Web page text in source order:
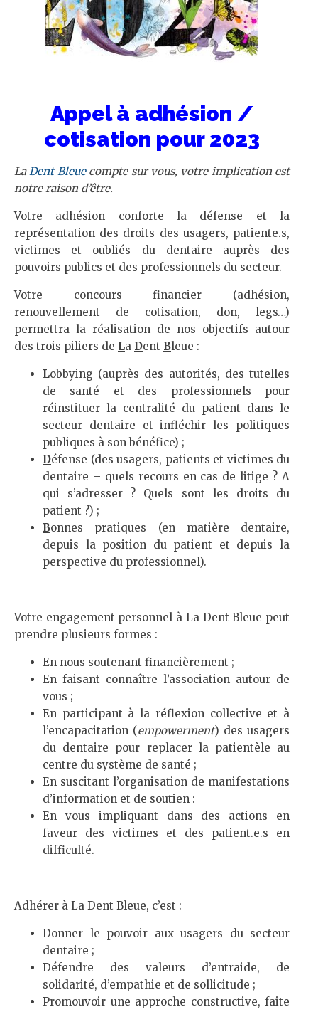
Appel à adhésion /
cotisation pour 2023
LaDent Bleuecompte sur vous, votre implication est
notre raison d’être.
Votre adhésion conforte la défense et la
représentation des droits des usagers, patiente.s,
victimes et oubliés du dentaire auprès des
pouvoirs publics et des professionnels du secteur.
Votre concours financier (adhésion,
renouvellement de cotisation, don, legs…)
permettra la réalisation de nos objectifs autour
des trois piliers de La Dent Bleue :
Lobbying (auprès des autorités, des tutelles
de santé et des professionnels pour
réinstituer la centralité du patient dans le
secteur dentaire et infléchir les politiques
publiques à son bénéfice) ;
Défense (des usagers, patients et victimes du
dentaire – quels recours en cas de litige ? A
qui s’adresser ? Quels sont les droits du
patient ?) ;
Bonnes pratiques (en matière dentaire,
depuis la position du patient et depuis la
perspective du professionnel).
Votre engagement personnel à La Dent Bleue peut
prendre plusieurs formes :
En nous soutenant financièrement ;
En faisant connaître l’association autour de
vous ;
En participant à la réflexion collective et à
l’encapacitation (empowerment) des usagers
du dentaire pour replacer la patientèle au
centre du système de santé ;
En suscitant l’organisation de manifestations
d’information et de soutien :
En vous impliquant dans des actions en
faveur des victimes et des patient.e.s en
difficulté.
Adhérer à La Dent Bleue, c’est :
Donner le pouvoir aux usagers du secteur
dentaire ;
Défendre des valeurs d’entraide, de
solidarité, d’empathie et de sollicitude ;
Promouvoir une approche constructive, faite